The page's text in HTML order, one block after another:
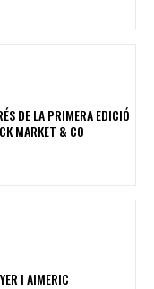
DE LA PRIMERA EDICIÓ
MARKET & CO
I AIMERIC